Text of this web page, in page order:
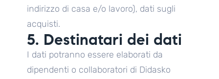
indirizzo di casa e/o lavoro), dati sugli
acquisti.
5. Destinatari dei dati
I dati potranno essere elaborati da
dipendenti o collaboratori di Didasko